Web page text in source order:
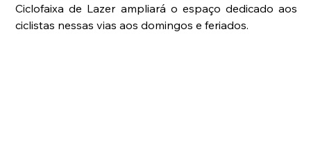
Ciclofaixa de Lazer ampliará o espaço dedicado aos
ciclistas nessas vias aos domingos e feriados.